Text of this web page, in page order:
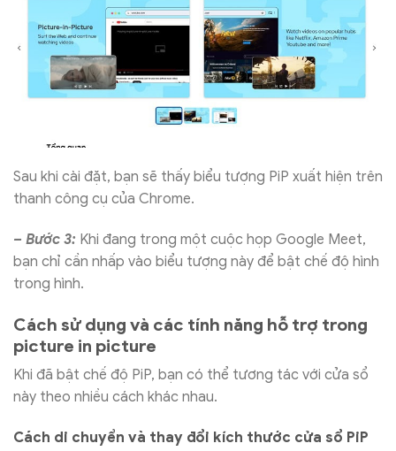
Sau khi cài đặt, bạn sẽ thấy biểu tượng PiP xuất hiện trên
thanh công cụ của Chrome.
– Bước 3: Khi đang trong một cuộc họp Google Meet,
bạn chỉ cần nhấp vào biểu tượng này để bật chế độ hình
trong hình.
Cách sử dụng và các tính năng hỗ trợ trong
picture in picture
Khi đã bật chế độ PiP, bạn có thể tương tác với cửa sổ
này theo nhiều cách khác nhau.
Cách di chuyển và thay đổi kích thước cửa sổ PiP